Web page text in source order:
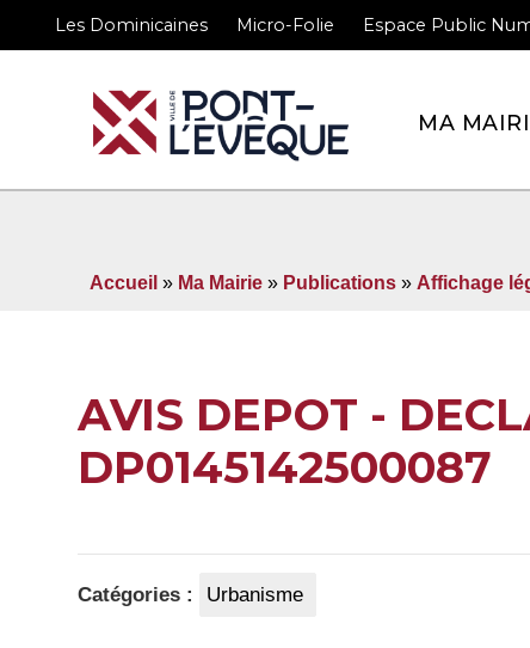
Les Dominicaines Micro-Folie Espace Public
MA
Accueil » Ma Mairie » Publications » Affichage
AVIS DEPOT -
DP0145142500087
Catégories : Urbanisme